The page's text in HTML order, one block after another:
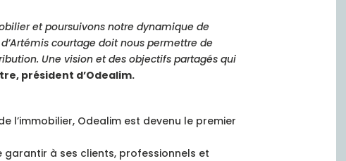
et poursuivons notre dynamique de
courtage doit nous permettre de
Une vision et des objectifs partagés qui
président d’Odealim.
l’immobilier, Odealim est devenu le premier
à ses clients, professionnels et